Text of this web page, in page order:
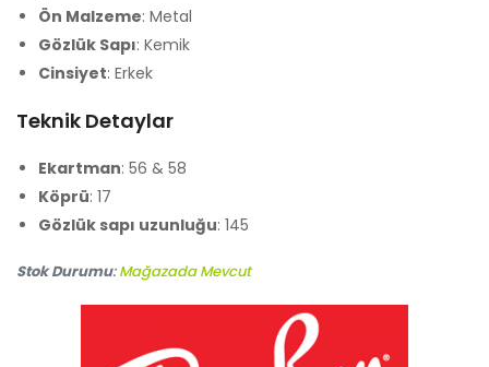
Ön Malzeme: Metal
Gözlük Sapı: Kemik
Cinsiyet: Erkek
Teknik Detaylar
Ekartman: 56 & 58
Köprü: 17
Gözlük sapı uzunluğu: 145
Stok Durumu:Mağazada Mevcut